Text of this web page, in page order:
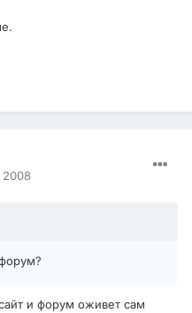
2008
и форум оживет сам